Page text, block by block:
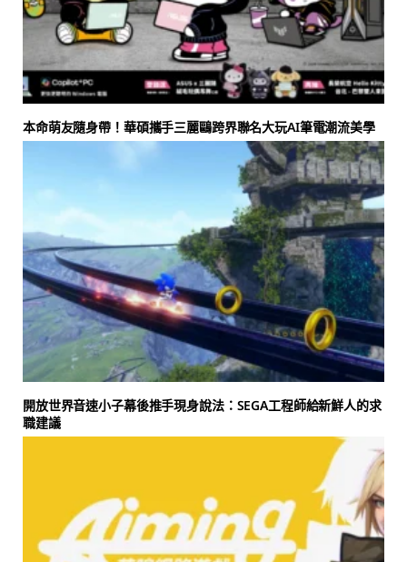
本命萌友隨身帶！華碩攜手三麗鷗跨界聯名大玩AI筆電潮流美學
開放世界音速小子幕後推手現身說法：SEGA工程師給新鮮人的求
職建議